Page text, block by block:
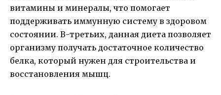
витамины и минералы, что помогает
поддерживать иммунную систему в здоровом
состоянии. В-третьих, данная диета позволяет
организму получать достаточное количество
белка, который нужен для строительства и
восстановления мышц.